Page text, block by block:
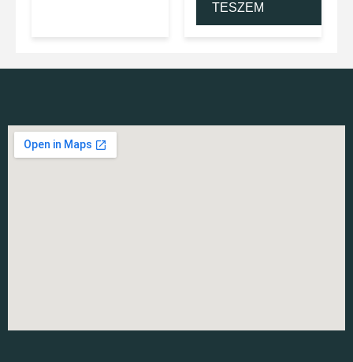
TESZEM